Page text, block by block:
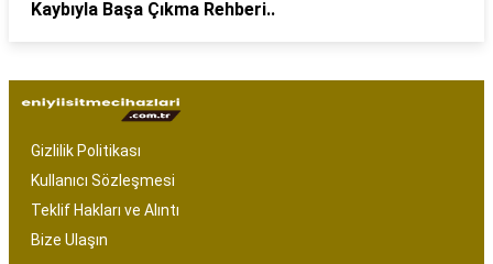
Kaybıyla Başa Çıkma Rehberi..
Gizlilik Politikası
Kullanıcı Sözleşmesi
Teklif Hakları ve Alıntı
Bize Ulaşın